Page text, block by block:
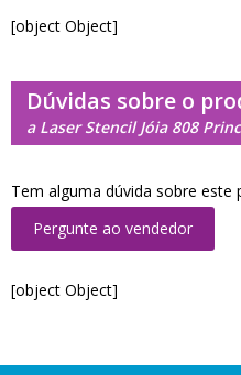
[object Object]
Dúvidas sobre o
a Laser Stencil Jóia 808
Tem alguma dúvida sobre este
Pergunte ao vendedor
[object Object]